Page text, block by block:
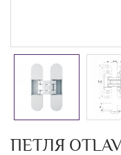
ПЕТЛЯ